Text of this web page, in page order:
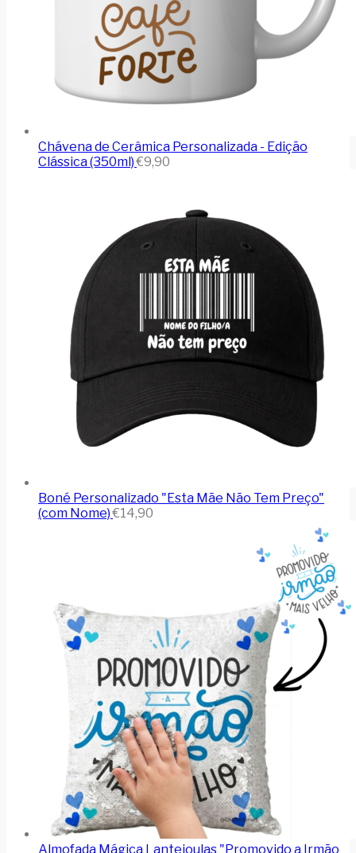
Chávena de Cerâmica Personalizada - Edição
Clássica (350ml) €9,90
Boné Personalizado "Esta Mãe Não Tem Preço"
(com Nome) €14,90
Almofada Mágica Lantejoulas "Promovido a Irmão